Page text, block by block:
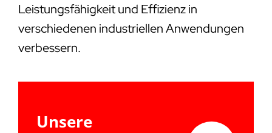
Leistungsfähigkeit und Effizienz in
verschiedenen industriellen Anwendungen
verbessern.
Unsere